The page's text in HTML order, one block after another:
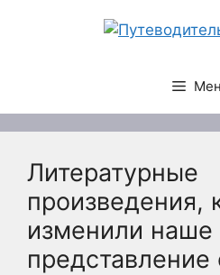
Литературные
произведения,
изменили наше